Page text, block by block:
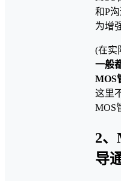
和P
为增
(在实
一般
MOS
这里
MOS
2、
导